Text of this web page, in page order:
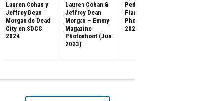
Lauren Cohan y
Jeffrey Dean
Morgan de Dead
City en SDCC
2024
Lauren Cohan &
Jeffrey Dean
Morgan – Emmy
Magazine
Photoshoot (Jun
2023)
Pedro Pascal –
Flaunt Magazine
Photoshoot (Feb
2023)